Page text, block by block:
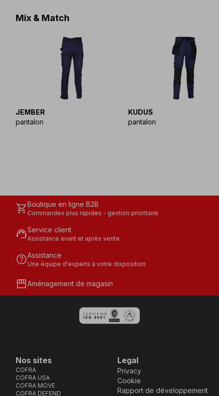
Mix & Match
JEMBER
pantalon
KUDUS
pantalon
shopping_cartBoutique en ligne B2B
Commandes plus rapides - gestion prioritaire
support_agentService client
Assistance avant et après vente
helpAssistance
Une équipe d'experts à votre disposition
storefrontAménagement de magasin
Nos sites
COFRA
COFRA USA
COFRA MOVE
COFRA DEFEND
Legal
Privacy
Cookie
Rapport de développement